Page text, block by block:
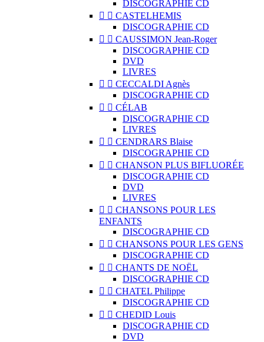
DISCOGRAPHIE CD
  CASTELHEMIS
DISCOGRAPHIE CD
  CAUSSIMON Jean-Roger
DISCOGRAPHIE CD
DVD
LIVRES
  CECCALDI Agnès
DISCOGRAPHIE CD
  CÉLAB
DISCOGRAPHIE CD
LIVRES
  CENDRARS Blaise
DISCOGRAPHIE CD
  CHANSON PLUS BIFLUORÉE
DISCOGRAPHIE CD
DVD
LIVRES
  CHANSONS POUR LES
ENFANTS
DISCOGRAPHIE CD
  CHANSONS POUR LES GENS
DISCOGRAPHIE CD
  CHANTS DE NOËL
DISCOGRAPHIE CD
  CHATEL Philippe
DISCOGRAPHIE CD
  CHEDID Louis
DISCOGRAPHIE CD
DVD